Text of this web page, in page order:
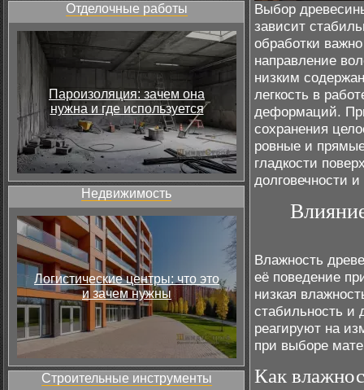
Отделочные работы
Пароизоляция: зачем она
нужна и где используется
Недвижимость
Логистические центры: что это
и зачем нужны
Строительные инструменты
Выбор
зависит
обработки
направление
низким
легкость в
деформаций.
сохранения
ровные и
гладкости
долговечности
Влажность
её поведение
низкая
стабильность и
реагируют на
при выборе
Как